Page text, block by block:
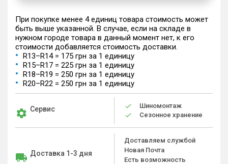
При покупке менее 4 единиц товара стоимость может
быть выше указанной. В случае, если на складе в
нужном городе товара в данный момент нет, к его
стоимости добавляется стоимость доставки.
R13–R14 = 175 грн за 1 единицу
R15–R17 = 225 грн за 1 единицу
R18–R19 = 250 грн за 1 единицу
R20–R22 = 250 грн за 1 единицу
Сервис
Шиномонтаж
Сезонное хранение
Доставка 1-3 дня
Доставляем службой
Новая Почта
Есть возможность